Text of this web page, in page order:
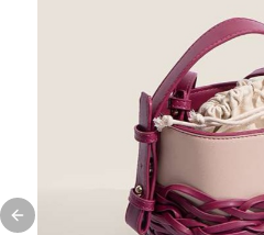
Previous slide